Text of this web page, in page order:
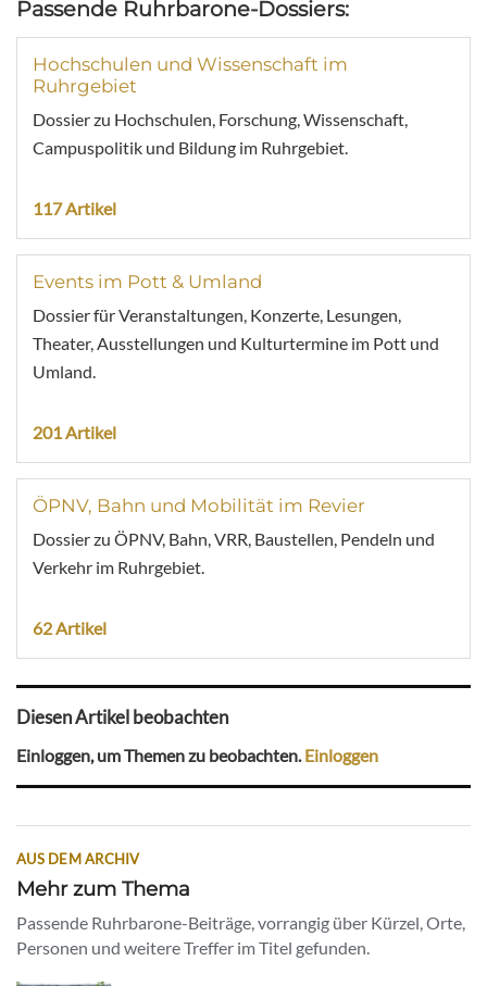
Passende Ruhrbarone-Dossiers:
Hochschulen und Wissenschaft im
Ruhrgebiet
Dossier zu Hochschulen, Forschung, Wissenschaft,
Campuspolitik und Bildung im Ruhrgebiet.
117 Artikel
Events im Pott & Umland
Dossier für Veranstaltungen, Konzerte, Lesungen,
Theater, Ausstellungen und Kulturtermine im Pott und
Umland.
201 Artikel
ÖPNV, Bahn und Mobilität im Revier
Dossier zu ÖPNV, Bahn, VRR, Baustellen, Pendeln und
Verkehr im Ruhrgebiet.
62 Artikel
Diesen Artikel beobachten
Einloggen, um Themen zu beobachten.Einloggen
AUS DEM ARCHIV
Mehr zum Thema
Passende Ruhrbarone-Beiträge, vorrangig über Kürzel, Orte,
Personen und weitere Treffer im Titel gefunden.